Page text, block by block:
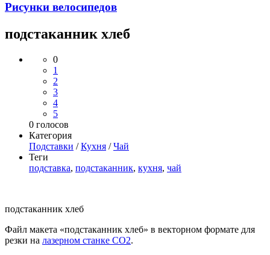
Рисунки велосипедов
подстаканник хлеб
0
1
2
3
4
5
0 голосов
Категория
Подставки /Кухня /Чай
Теги
подставка, подстаканник, кухня, чай
подстаканник хлеб
Файл макета «подстаканник хлеб» в векторном формате для
резки на лазерном станке СО2.